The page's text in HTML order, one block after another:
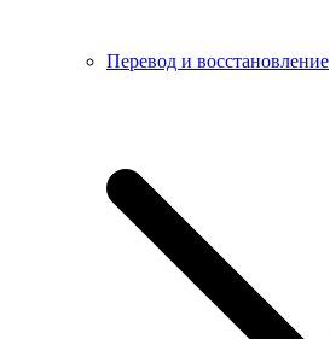
Перевод и восстановление